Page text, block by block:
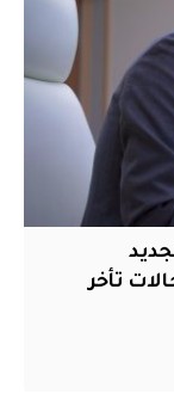
(7) أيام لتجديد
تأخر